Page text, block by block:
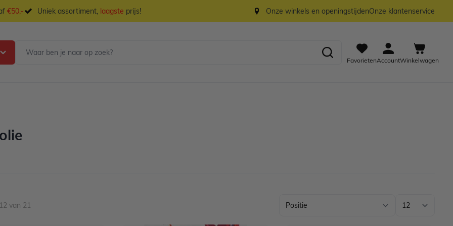
€50,- Uniek assortiment, laagste prijs! Onze winkels en openingstijdenOnze klantenservice
FavorietenAccountWinkelwagen
12 van 21